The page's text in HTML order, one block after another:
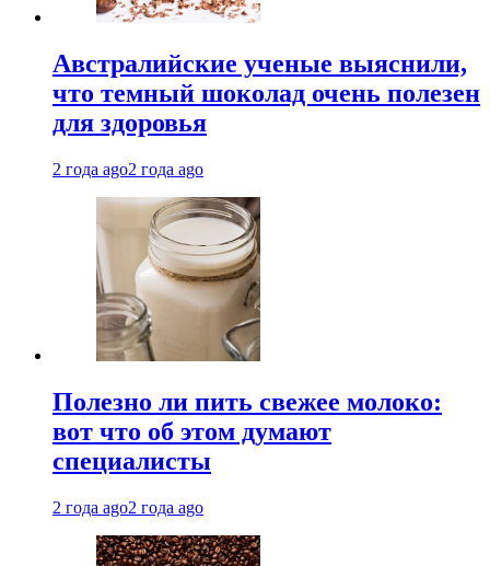
Австралийские ученые выяснили,
что темный шоколад очень полезен
для здоровья
2 года ago2 года ago
Полезно ли пить свежее молоко:
вот что об этом думают
специалисты
2 года ago2 года ago